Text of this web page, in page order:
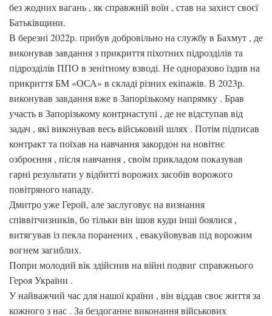
без жодних вагань , як справжній воїн , став на захист своєї
Батьківщини.
В березні 2022р. прибув добровільно на службу в Бахмут , де
виконував завдання з прикриття піхотних підрозділів та
підрозділів ППО в зенітному взводі. Не одноразово їздив на
прикриття БМ «ОСА» в складі різних екіпажів. В 2023р.
виконував завдання вже в Запорізькому напрямку . Брав
участь в Запорізькому контрнаступі , де не відступав від
задач , які виконував весь військовий шлях . Потім підписав
контракт та поїхав на навчання закордон на новітнє
озброєння , після навчання , своїм прикладом показував
гарні результати у відбитті ворожих засобів ворожого
повітряного нападу.
Дмитро уже Герой, але заслуговує на визнання
співвітчизників, бо тільки він ішов куди інші боялися ,
витягував із пекла поранених , евакуйовував під ворожим
вогнем загиблих.
Попри молодий вік здійснив на війні подвиг справжнього
Героя України .
У найважчий час для нашої країни , він віддав своє життя за
кожного з нас . За бездоганне виконання військових